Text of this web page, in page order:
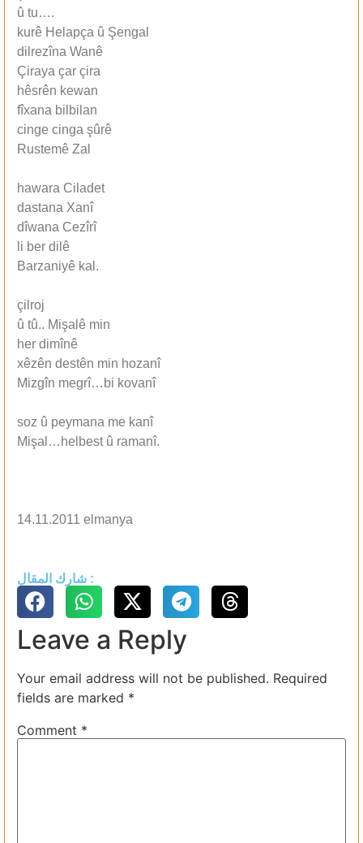
û tu….
kurê Helapça û Şengal
dilrezîna Wanê
Çiraya çar çira
hêsrên kewan
fîxana bilbilan
cinge cinga şûrê
Rustemê Zal
hawara Ciladet
dastana Xanî
dîwana Cezîrî
li ber dilê
Barzaniyê kal.
çilroj
û tû.. Mişalê min
her dimînê
xêzên destên min hozanî
Mizgîn megrî…bi kovanî
soz û peymana me kanî
Mişal…helbest û ramanî.
14.11.2011 elmanya
شارك المقال :
Leave a Reply
Your email address will not be published. Required
fields are marked *
Comment *